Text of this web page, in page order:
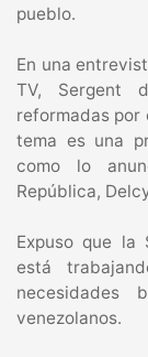
pueblo.
En una
TV, Sergent
reformadas por
tema es una
como lo
República,
Expuso que la
está
venezolanos.